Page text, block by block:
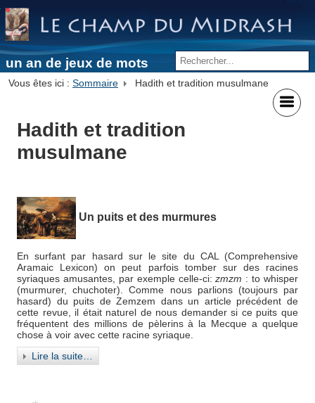
un an de jeux de mots
Vous êtes ici : Sommaire Hadith et tradition musulmane
Hadith et tradition
musulmane
Un puits et des murmures
En surfant par hasard sur le site du CAL (Comprehensive
Aramaic Lexicon) on peut parfois tomber sur des racines
syriaques amusantes, par exemple celle-ci:zmzm : to whisper
(murmurer, chuchoter).Comme nous parlions (toujours par
hasard) du puits de Zemzem dans un article précédent de
cette revue, il était naturel de nous demander si ce puits que
fréquentent des millions de pèlerins à la Mecque a quelque
chose à voir avec cette racine syriaque.
Lire la suite…